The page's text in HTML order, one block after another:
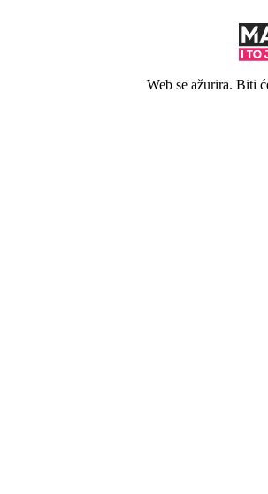
Web se ažurira. Biti